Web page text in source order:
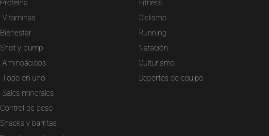
Proteína
Vitaminas
Bienestar
Shot y pump
Aminoácidos
Todo en uno
Sales minerales
Control de peso
Snacks y barritas
Fitness
Ciclismo
Running
Natación
Culturismo
Deportes de equipo